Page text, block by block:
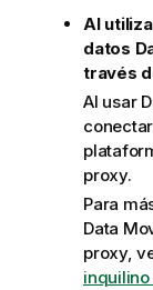
i
n
f
o
m
i
v
a
Al
datos
través
Al usar
proxy.
Para
Data
proxy,